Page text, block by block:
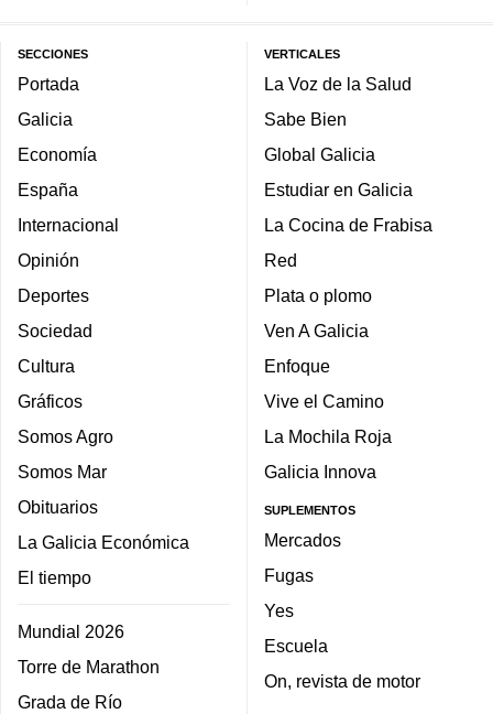
SECCIONES
Portada
Galicia
Economía
España
Internacional
Opinión
Deportes
Sociedad
Cultura
Gráficos
Somos Agro
Somos Mar
Obituarios
La Galicia Económica
El tiempo
Mundial 2026
Torre de Marathon
Grada de Río
VERTICALES
La Voz de la Salud
Sabe Bien
Global Galicia
Estudiar en Galicia
La Cocina de Frabisa
Red
Plata o plomo
Ven A Galicia
Enfoque
Vive el Camino
La Mochila Roja
Galicia Innova
SUPLEMENTOS
Mercados
Fugas
Yes
Escuela
On, revista de motor